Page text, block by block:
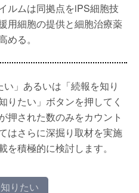
ルムは同拠点をiPS細胞技
用細胞の提供と細胞治療薬
る。
」あるいは「続報を知り
りたい」ボタンを押してく
押された数のみをカウント
はさらに深掘り取材を実施
を積極的に検討します。
りたい